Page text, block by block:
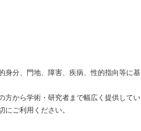
身分、門地、障害、疾病、性的指向等に基
方から学術・研究者まで幅広く提供してい
ご利用ください。